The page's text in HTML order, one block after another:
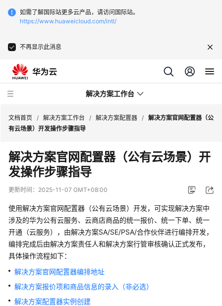
如需了解国际站更多云产品，请访问国际站。
https://www.huaweicloud.com/intl/
不再显示此消息
解决方案工作台
产
品
介
最
佳
实
践
用
户
指
南
文档首页 / 解决方案工作台 / 解决方案配置器 / 解决方案官网配置器（公
有云场景）开发操作步骤指导
解决方案官网配置器（公有云场景）开
发操作步骤指导
更新时间： 2025-11-07 GMT+08:00
使用解决方案官网配置器（公有云场景）开发，可实现解决方案中
涉及的华为公有云服务、云商店商品的统一报价、统一下单、统一
开通（云服务），由解决方案SA/SE/PSA/合作伙伴进行编排开发，
编排完成后由解决方案责任人和解决方案行管审核确认正式发布，
具体操作流程如下：
解决方案官网配置器编排地址
解决方案报价项和商品信息的录入（非必选）
解决方案配置器实例创建